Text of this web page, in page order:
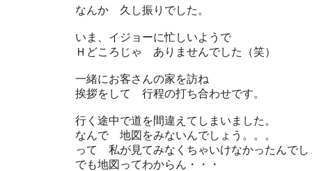
なんか 久し振りでした。
いま、イジョーに忙しいようで
Ｈどころじゃ ありませんでした（笑）
一緒にお客さんの家を訪ね
挨拶をして 行程の打ち合わせです。
行く途中で道を間違えてしまいました。
なんで 地図をみないんでしょう。。。
って 私が見てみなくちゃいけなかったんでし
でも地図ってわからん・・・